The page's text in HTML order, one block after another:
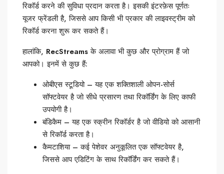
रिकॉर्ड करने की सुविधा प्रदान करता है। इसकी इंटरफ़ेस पूर्णतः
यूजर फ्रेंडली है, जिससे आप किसी भी प्रकार की लाइवस्ट्रीम को
रिकॉर्ड करना शुरू कर सकते हैं।
हालांकि, RecStreamsके अलावा भी कुछ और प्रोग्राम हैं जो
आपको। इनमें से कुछ हैं:
ओबीएस स्टूडियो – यह एक शक्तिशाली ओपन-सोर्स
सॉफ्टवेयर है जो सीधे प्रसारण तथा रिकॉर्डिंग के लिए काफी
उपयोगी है।
बंडिकैम – यह एक स्क्रीन रिकॉर्डर है जो वीडियो को आसानी
से रिकॉर्ड करता है।
कैमटाशिया – कई पेशेवर अनुकूलित एक सॉफ्टवेयर है,
जिससे आप एडिटिंग के साथ रिकॉर्डिंग कर सकते हैं।